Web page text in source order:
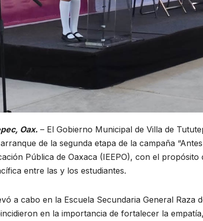
Oax. – El Gobierno Municipal de Villa de
de la segunda etapa de la campaña
Pública de Oaxaca (IEEPO), con el
entre las y los estudiantes.
a cabo en la Escuela Secundaria General Raza
en la importancia de fortalecer la